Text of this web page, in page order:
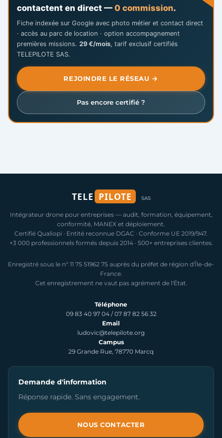
contactent en direct — 0 commission.
Fiche indexée sur Google avec photo métier et contact direct
· accès au parc de location · option accompagnement
premières missions. 29 €/mois, tarif exclusif certifiés
TELEPILOTE SAS.
REJOINDRE LE RÉSEAU →
Pas encore certifié ?
TELE PILOTE SAS
Intégrateur drone pour entreprises — audit, formation, équipement,
conformité, MANEX et déploiement.
Certifié Qualiopi · Entité reconnue DGAC · Conforme UE 2019/947.
+3 000 professionnels formés depuis 2014 · 500+ entreprises clientes.
Enregistré sous le n° 11 75 51962 75 auprès du préfet de région d'Île-de-
France.
Cet enregistrement ne vaut pas agrément de l'État.
Téléphone
09 83 40 97 04 /07 87 82 56 32
Email
ludovic@telepilote.org
Campus
29 Grande Rue, 78770 Marcq
Demande d'information
Réponse rapide. Sans engagement.
NOUS CONTACTER